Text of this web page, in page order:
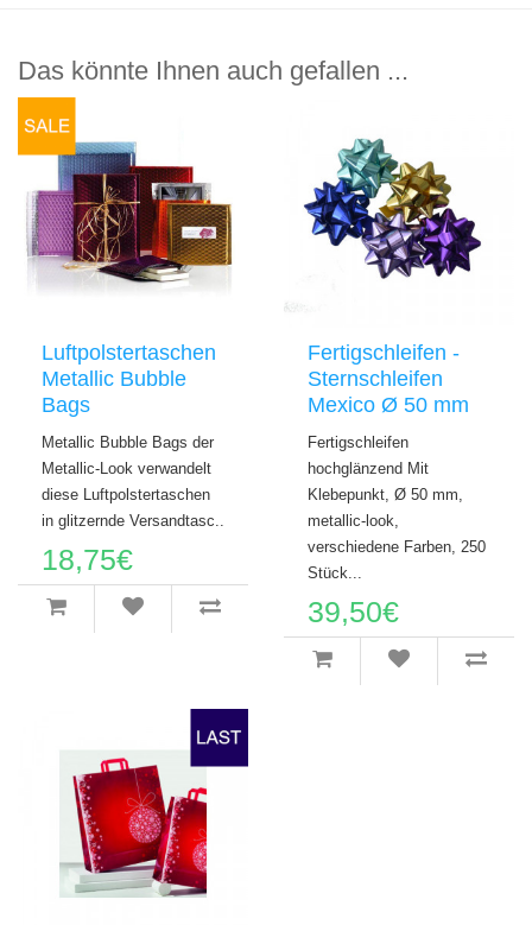
Das könnte Ihnen auch gefallen ...
Luftpolstertaschen
Metallic Bubble
Bags
Metallic Bubble Bags der
Metallic-Look verwandelt
diese Luftpolstertaschen
in glitzernde Versandtasc..
18,75€
Fertigschleifen -
Sternschleifen
Mexico Ø 50 mm
Fertigschleifen
hochglänzend Mit
Klebepunkt, Ø 50 mm,
metallic-look,
verschiedene Farben, 250
Stück...
39,50€